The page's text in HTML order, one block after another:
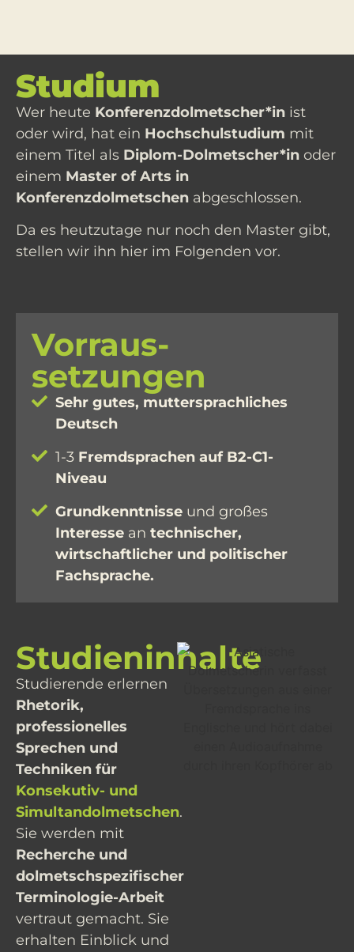
Studium
Wer heute Konferenzdolmetscher*in ist
oder wird, hat ein Hochschulstudium mit
einem Titel als Diplom-Dolmetscher*in oder
einem Master of Arts in
Konferenzdolmetschen abgeschlossen.
Da es heutzutage nur noch den Master gibt,
stellen wir ihn hier im Folgenden vor.
Vor­raus­
setzungen
Sehr gutes, muttersprachliches
Deutsch
1-3 Fremdsprachen auf B2-C1-
Niveau
Grundkenntnisse und großes
Interesse an technischer,
wirtschaftlicher und politischer
Fachsprache.
Studieninhalte
Studierende erlernen
Rhetorik,
professionelles
Sprechen und
Techniken für
Konsekutiv- und
Simultandolmetschen.
Sie werden mit
Recherche und
dolmetschspezifischer
Terminologie-Arbeit
vertraut gemacht. Sie
erhalten Einblick und